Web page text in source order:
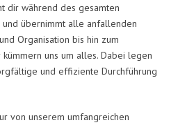
dir während des gesamten
übernimmt alle anfallenden
Organisation bis hin zum
uns um alles. Dabei legen
und effiziente Durchführung
von unserem umfangreichen